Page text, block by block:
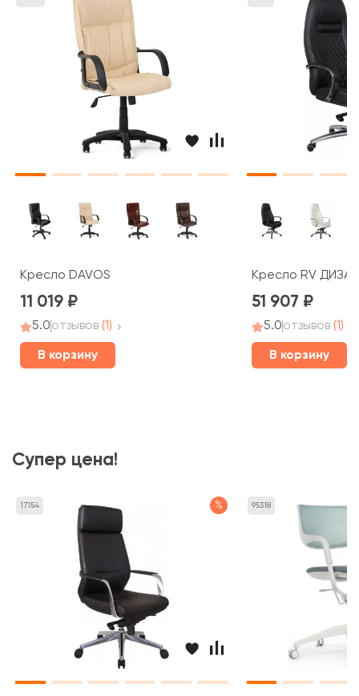
Кресло DAVOS
11 019
5.0отзывов (1)
В корзину
Кресло RV
51 907
5.0отзывов (1)
В корзину
Супер цена!
17154 % 95318